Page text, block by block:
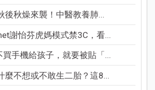
後秋燥來襲！中醫教養肺...
謝怡芬虎媽模式禁3C，看...
買手機給孩子，就要被貼「...
麼不想或不敢生二胎？這8...